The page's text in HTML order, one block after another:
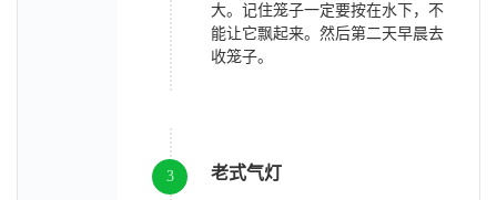
大。记住笼子一定要按在水下，不
能让它飘起来。然后第二天早晨去
收笼子。
3 老式气灯